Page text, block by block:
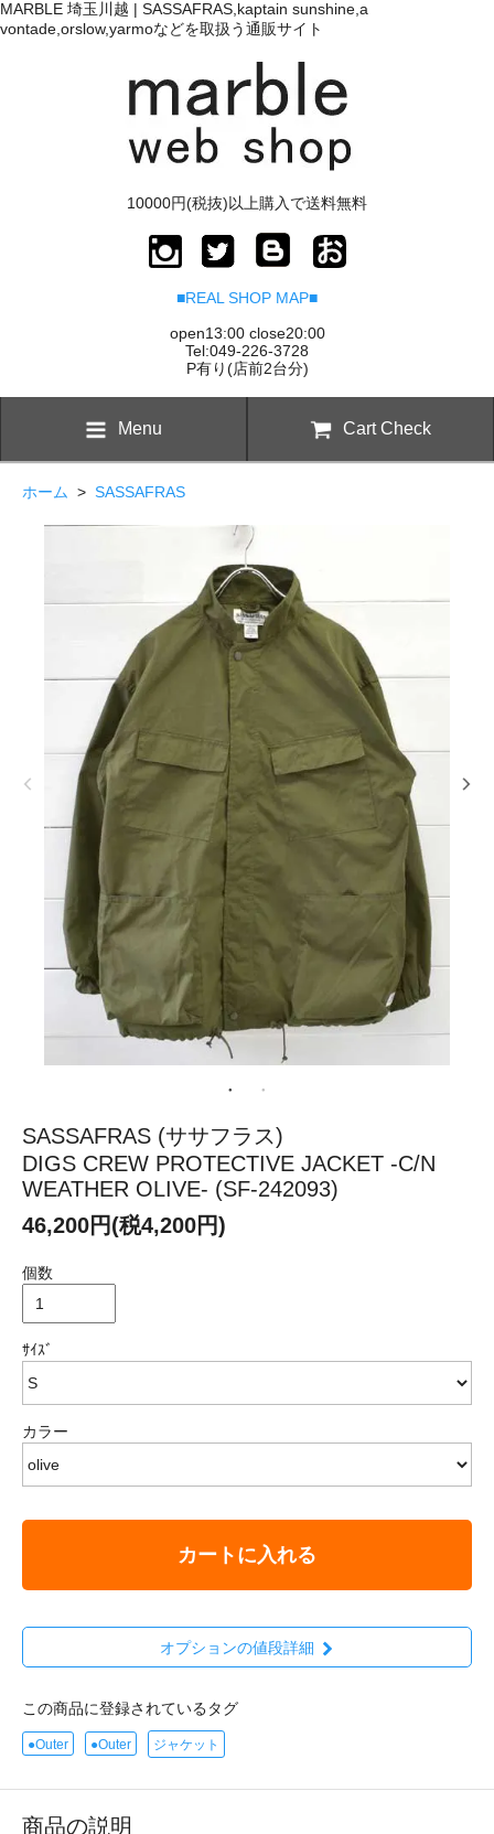
MARBLE 埼玉川越 | SASSAFRAS,kaptain sunshine,a
vontade,orslow,yarmoなどを取扱う通販サイト
10000円(税抜)以上購入で送料無料
■REAL SHOP MAP■
open13:00 close20:00
Tel:049-226-3728
P有り(店前2台分)
Menu Cart Check
ホーム > SASSAFRAS
SASSAFRAS (ササフラス)
DIGS CREW PROTECTIVE JACKET -C/N
WEATHER OLIVE- (SF-242093)
46,200円(税4,200円)
個数
ｻｲｽﾞ
カラー
カートに入れる
オプションの値段詳細
この商品に登録されているタグ
●Outer ●Outer ジャケット
商品の説明